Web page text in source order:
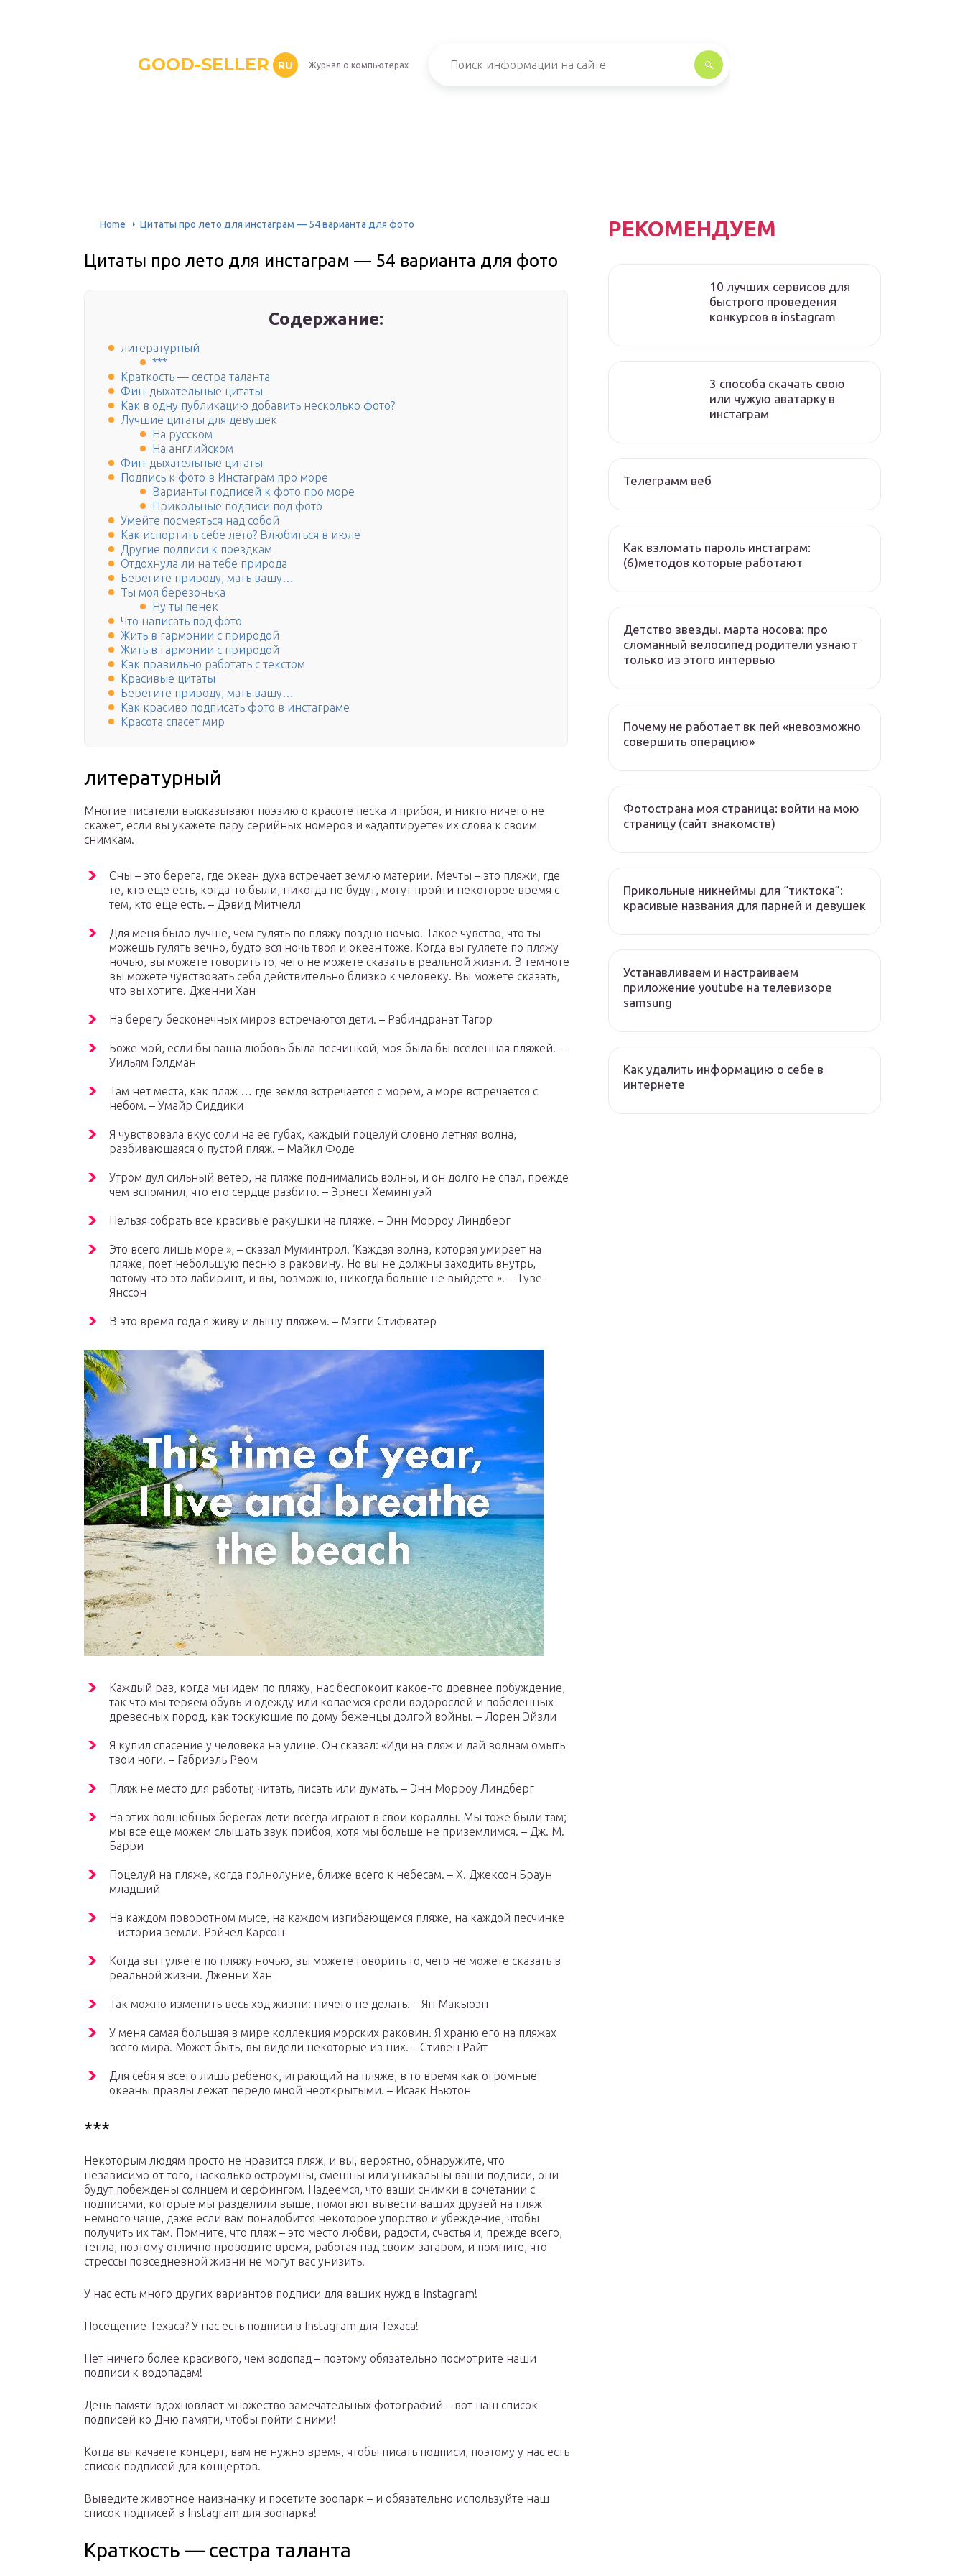
GOOD-SELLER RU Журнал о компьютерах
Home Цитаты про лето для инстаграм — 54 варианта для фото
Цитаты про лето для инстаграм — 54 варианта для фото
Содержание:
литературный
***
Краткость — сестра таланта
Фин-дыхательные цитаты
Как в одну публикацию добавить несколько фото?
Лучшие цитаты для девушек
На русском
На английском
Фин-дыхательные цитаты
Подпись к фото в Инстаграм про море
Варианты подписей к фото про море
Прикольные подписи под фото
Умейте посмеяться над собой
Как испортить себе лето? Влюбиться в июле
Другие подписи к поездкам
Отдохнула ли на тебе природа
Берегите природу, мать вашу…
Ты моя березонька
Ну ты пенек
Что написать под фото
Жить в гармонии с природой
Жить в гармонии с природой
Как правильно работать с текстом
Красивые цитаты
Берегите природу, мать вашу…
Как красиво подписать фото в инстаграме
Красота спасет мир
литературный
Многие писатели высказывают поэзию о красоте песка и прибоя, и никто ничего не
скажет, если вы укажете пару серийных номеров и «адаптируете» их слова к своим
снимкам.
Сны – это берега, где океан духа встречает землю материи. Мечты – это пляжи, где
те, кто еще есть, когда-то были, никогда не будут, могут пройти некоторое время с
тем, кто еще есть. – Дэвид Митчелл
Для меня было лучше, чем гулять по пляжу поздно ночью. Такое чувство, что ты
можешь гулять вечно, будто вся ночь твоя и океан тоже. Когда вы гуляете по пляжу
ночью, вы можете говорить то, чего не можете сказать в реальной жизни. В темноте
вы можете чувствовать себя действительно близко к человеку. Вы можете сказать,
что вы хотите. Дженни Хан
На берегу бесконечных миров встречаются дети. – Рабиндранат Тагор
Боже мой, если бы ваша любовь была песчинкой, моя была бы вселенная пляжей. –
Уильям Голдман
Там нет места, как пляж … где земля встречается с морем, а море встречается с
небом. – Умайр Сиддики
Я чувствовала вкус соли на ее губах, каждый поцелуй словно летняя волна,
разбивающаяся о пустой пляж. – Майкл Фоде
Утром дул сильный ветер, на пляже поднимались волны, и он долго не спал, прежде
чем вспомнил, что его сердце разбито. – Эрнест Хемингуэй
Нельзя собрать все красивые ракушки на пляже. – Энн Морроу Линдберг
Это всего лишь море », – сказал Муминтрол. ‘Каждая волна, которая умирает на
пляже, поет небольшую песню в раковину. Но вы не должны заходить внутрь,
потому что это лабиринт, и вы, возможно, никогда больше не выйдете ». – Туве
Янссон
В это время года я живу и дышу пляжем. – Мэгги Стифватер
Каждый раз, когда мы идем по пляжу, нас беспокоит какое-то древнее побуждение,
так что мы теряем обувь и одежду или копаемся среди водорослей и побеленных
древесных пород, как тоскующие по дому беженцы долгой войны. – Лорен Эйзли
Я купил спасение у человека на улице. Он сказал: «Иди на пляж и дай волнам омыть
твои ноги. – Габриэль Реом
Пляж не место для работы; читать, писать или думать. – Энн Морроу Линдберг
На этих волшебных берегах дети всегда играют в свои кораллы. Мы тоже были там;
мы все еще можем слышать звук прибоя, хотя мы больше не приземлимся. – Дж. М.
Барри
Поцелуй на пляже, когда полнолуние, ближе всего к небесам. – Х. Джексон Браун
младший
На каждом поворотном мысе, на каждом изгибающемся пляже, на каждой песчинке
– история земли. Рэйчел Карсон
Когда вы гуляете по пляжу ночью, вы можете говорить то, чего не можете сказать в
реальной жизни. Дженни Хан
Так можно изменить весь ход жизни: ничего не делать. – Ян Макьюэн
У меня самая большая в мире коллекция морских раковин. Я храню его на пляжах
всего мира. Может быть, вы видели некоторые из них. – Стивен Райт
Для себя я всего лишь ребенок, играющий на пляже, в то время как огромные
океаны правды лежат передо мной неоткрытыми. – Исаак Ньютон
***
Некоторым людям просто не нравится пляж, и вы, вероятно, обнаружите, что
независимо от того, насколько остроумны, смешны или уникальны ваши подписи, они
будут побеждены солнцем и серфингом. Надеемся, что ваши снимки в сочетании с
подписями, которые мы разделили выше, помогают вывести ваших друзей на пляж
немного чаще, даже если вам понадобится некоторое упорство и убеждение, чтобы
получить их там. Помните, что пляж – это место любви, радости, счастья и, прежде всего,
тепла, поэтому отлично проводите время, работая над своим загаром, и помните, что
стрессы повседневной жизни не могут вас унизить.
У нас есть много других вариантов подписи для ваших нужд в Instagram!
Посещение Техаса? У нас есть подписи в Instagram для Техаса!
Нет ничего более красивого, чем водопад – поэтому обязательно посмотрите наши
подписи к водопадам!
День памяти вдохновляет множество замечательных фотографий – вот наш список
подписей ко Дню памяти, чтобы пойти с ними!
Когда вы качаете концерт, вам не нужно время, чтобы писать подписи, поэтому у нас есть
список подписей для концертов.
Выведите животное наизнанку и посетите зоопарк – и обязательно используйте наш
список подписей в Instagram для зоопарка!
Краткость — сестра таланта
РЕКОМЕНДУЕМ
10 лучших сервисов для
быстрого проведения
конкурсов в instagram
3 способа скачать свою
или чужую аватарку в
инстаграм
Телеграмм веб
Как взломать пароль инстаграм:
(6)методов которые работают
Детство звезды. марта носова: про
сломанный велосипед родители узнают
только из этого интервью
Почему не работает вк пей «невозможно
совершить операцию»
Фотострана моя страница: войти на мою
страницу (сайт знакомств)
Прикольные никнеймы для “тиктока”:
красивые названия для парней и девушек
Устанавливаем и настраиваем
приложение youtube на телевизоре
samsung
Как удалить информацию о себе в
интернете